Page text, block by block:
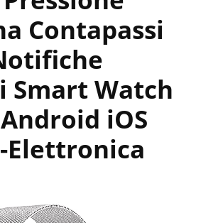
Contapassi
Smart Watch
iOS
-Elettronica